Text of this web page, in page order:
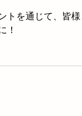
トを通じて、皆
！